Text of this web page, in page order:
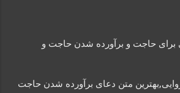
حاجت و برآورده شدن حاجت و
متن دعای برآورده شدن حاجت